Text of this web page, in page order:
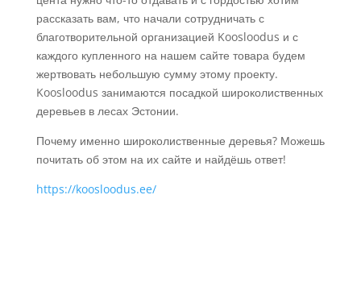
рассказать вам, что начали сотрудничать с
благотворительной организацией Koosloodus и с
каждого купленного на нашем сайте товара будем
жертвовать небольшую сумму этому проекту.
Koosloodus занимаются посадкой широколиственных
деревьев в лесах Эстонии.
Почему именно широколиственные деревья? Можешь
почитать об этом на их сайте и найдёшь ответ!
https://koosloodus.ee/